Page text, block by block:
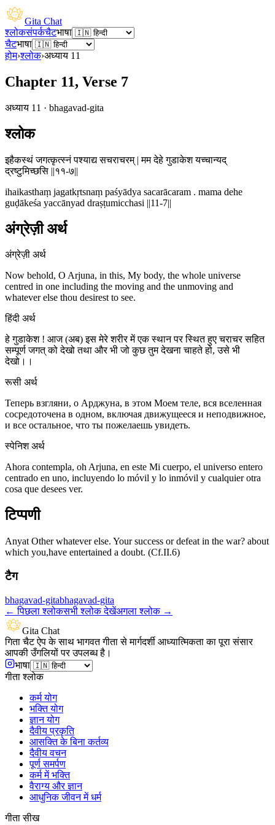
Gita Chat
श्लोकसंपर्कचैटभाषा
चैटभाषा
होम›श्लोक›अध्याय 11
Chapter 11, Verse 7
अध्याय 11 · bhagavad-gita
श्लोक
इहैकस्थं जगत्कृत्स्नं पश्याद्य सचराचरम् | मम देहे गुडाकेश यच्चान्यद्
द्रष्टुमिच्छसि ||११-७||
ihaikasthaṃ jagatkṛtsnaṃ paśyādya sacarācaram . mama dehe
guḍākeśa yaccānyad draṣṭumicchasi ||11-7||
अंग्रेज़ी अर्थ
अंग्रेज़ी अर्थ
Now behold, O Arjuna, in this, My body, the whole universe
centred in one including the moving and the unmoving and
whatever else thou desirest to see.
हिंदी अर्थ
हे गुडाकेश ! आज (अब) इस मेरे शरीर में एक स्थान पर स्थित हुए चराचर सहित
सम्पूर्ण जगत् को देखो तथा और भी जो कुछ तुम देखना चाहते हो, उसे भी
देखो।।
रूसी अर्थ
Теперь взгляни, о Арджуна, в этом Моем теле, вся вселенная
сосредоточена в одном, включая движущееся и неподвижное,
и все остальное, что ты пожелаешь увидеть.
स्पेनिश अर्थ
Ahora contempla, oh Arjuna, en este Mi cuerpo, el universo entero
centrado en uno, incluyendo lo móvil y lo inmóvil y cualquier otra
cosa que desees ver.
टिप्पणी
Anyat Other whatever else. Your success or defeat in the war? about
which you,have entertained a doubt. (Cf.II.6)
टैग
bhagavad-gitabhagavad-gita
←पिछला श्लोकसभी श्लोक देखेंअगला श्लोक→
Gita Chat
गिता चैट ऐप के साथ भागवत गीता से मार्गदर्शी आध्यात्मिकता का पूरा संसार
आपकी उँगलियों पर उपलब्ध है।
भाषा
गीता श्लोक
कर्म योग
भक्ति योग
ज्ञान योग
दैवीय प्रकृति
आसक्ति के बिना कर्तव्य
दैवीय वचन
पूर्ण समर्पण
कर्म में भक्ति
वैराग्य और ज्ञान
आधुनिक जीवन में धर्म
गीता सीख